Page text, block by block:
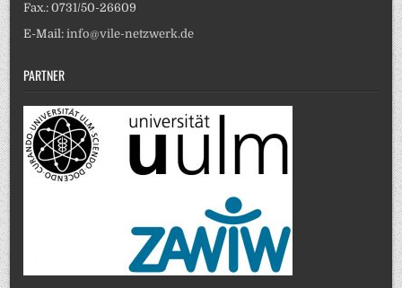
Fax.: 0731/50-26609
E-Mail:info@vile-netzwerk.de
PARTNER